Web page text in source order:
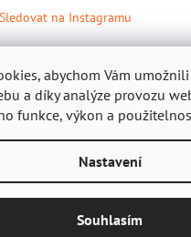
abychom Vám
a díky analýze provozu
funkce, výkon a
Nastavení
Souhlasím
Sledovat na Instagramu
Vytvořil Shoptet
Gastropomůcky.cz. Všechna